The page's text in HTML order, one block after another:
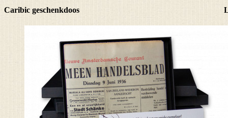
Caribic geschenkdoos